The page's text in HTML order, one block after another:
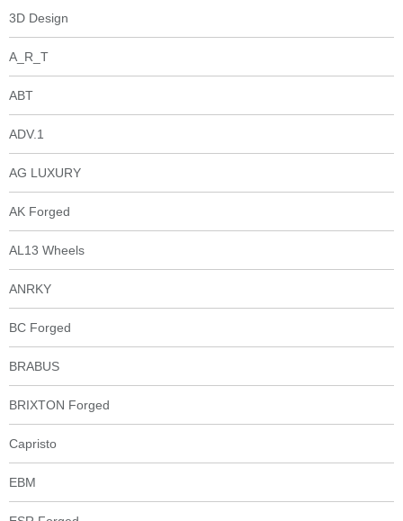
3D Design
A_R_T
ABT
ADV.1
AG LUXURY
AK Forged
AL13 Wheels
ANRKY
BC Forged
BRABUS
BRIXTON Forged
Capristo
EBM